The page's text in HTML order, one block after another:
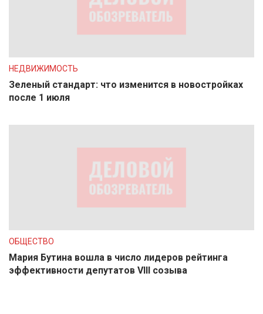
НЕДВИЖИМОСТЬ
Зеленый стандарт: что изменится в новостройках
после 1 июля
ОБЩЕСТВО
Мария Бутина вошла в число лидеров рейтинга
эффективности депутатов VIII созыва